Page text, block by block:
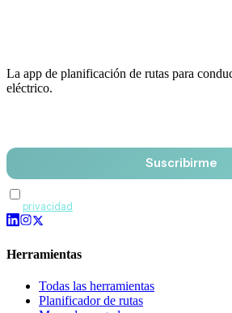
La app de planificación de rutas para
eléctrico.
Suscribirme
privacidad
Herramientas
Todas las herramientas
Planificador de rutas